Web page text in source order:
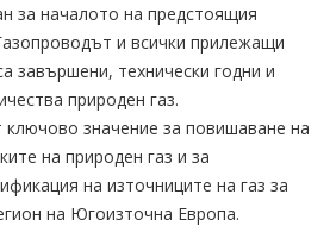
за началото на предстоящия
и всички прилежащи
завършени, технически годни и
природен газ.
значение за повишаване на
на природен газ и за
на източниците на газ за
на Югоизточна Европа.